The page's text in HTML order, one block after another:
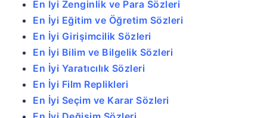
En İyi Zenginlik ve Para Sözleri
En İyi Eğitim ve Öğretim Sözleri
En İyi Girişimcilik Sözleri
En İyi Bilim ve Bilgelik Sözleri
En İyi Yaratıcılık Sözleri
En İyi Film Replikleri
En İyi Seçim ve Karar Sözleri